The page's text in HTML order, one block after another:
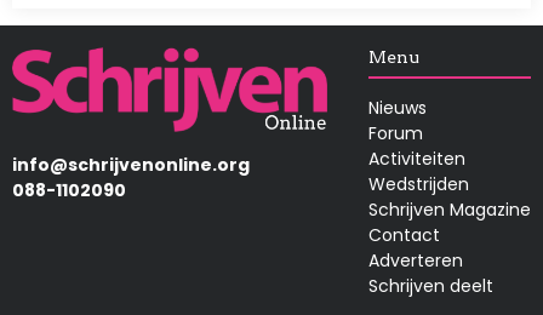
Afbeelding
info@schrijvenonline.org
088-1102090
Menu
Nieuws
Forum
Activiteiten
Wedstrijden
Schrijven Magazine
Contact
Adverteren
Schrijven deelt